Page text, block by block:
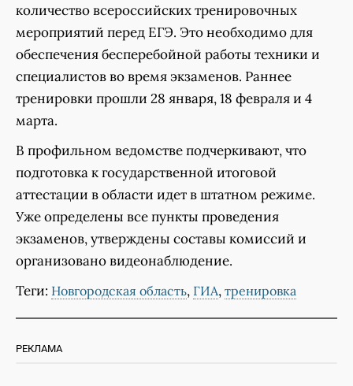
количество всероссийских тренировочных
мероприятий перед ЕГЭ. Это необходимо для
обеспечения бесперебойной работы техники и
специалистов во время экзаменов. Раннее
тренировки прошли 28 января, 18 февраля и 4
марта.
В профильном ведомстве подчеркивают, что
подготовка к государственной итоговой
аттестации в области идет в штатном режиме.
Уже определены все пункты проведения
экзаменов, утверждены составы комиссий и
организовано видеонаблюдение.
Теги: Новгородская область, ГИА, тренировка
РЕКЛАМА